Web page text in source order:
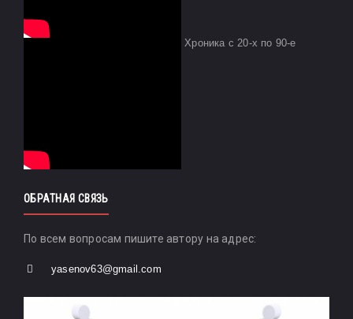
Хроника с 20-х по 90-е
ОБРАТНАЯ СВЯЗЬ
По всем вопросам пишите автору на адрес:
yasenov63@gmail.com